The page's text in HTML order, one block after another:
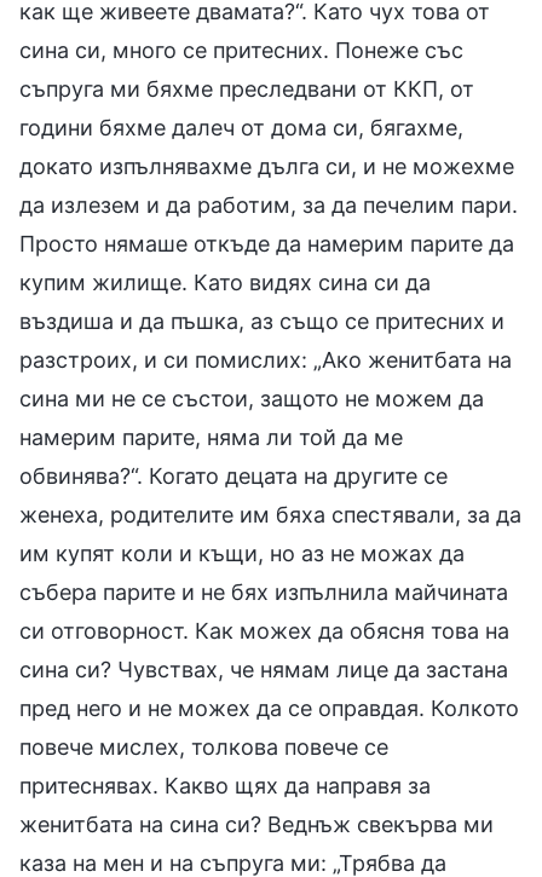
как ще живеете двамата?“. Като чух това от
сина си, много се притесних. Понеже със
съпруга ми бяхме преследвани от ККП, от
години бяхме далеч от дома си, бягахме,
докато изпълнявахме дълга си, и не можехме
да излезем и да работим, за да печелим пари.
Просто нямаше откъде да намерим парите да
купим жилище. Като видях сина си да
въздиша и да пъшка, аз също се притесних и
разстроих, и си помислих: „Ако женитбата на
сина ми не се състои, защото не можем да
намерим парите, няма ли той да ме
обвинява?“. Когато децата на другите се
женеха, родителите им бяха спестявали, за да
им купят коли и къщи, но аз не можах да
събера парите и не бях изпълнила майчината
си отговорност. Как можех да обясня това на
сина си? Чувствах, че нямам лице да застана
пред него и не можех да се оправдая. Колкото
повече мислех, толкова повече се
притеснявах. Какво щях да направя за
женитбата на сина си? Веднъж свекърва ми
каза на мен и на съпруга ми: „Трябва да